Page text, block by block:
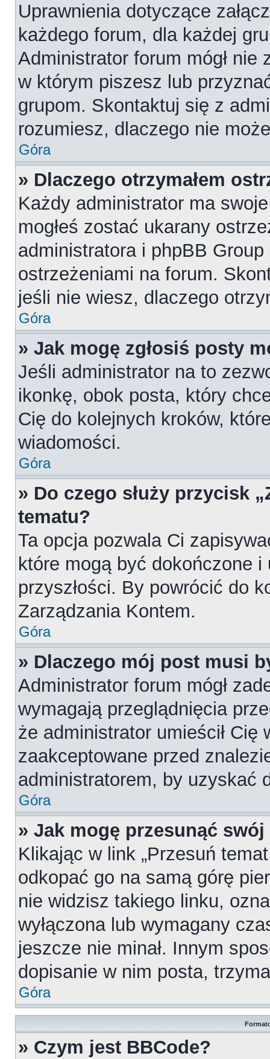
Uprawnienia dotyczące
każdego forum, dla każdej
Administrator forum mógł nie
w którym piszesz lub
grupom. Skontaktuj się z
rozumiesz, dlaczego nie
Góra
» Dlaczego otrzymałem
Każdy administrator ma
mogłeś zostać ukarany
administratora i phpBB
ostrzeżeniami na forum.
jeśli nie wiesz, dlaczego
Góra
» Jak mogę zgłosiś posty
Jeśli administrator na to
ikonkę, obok posta, który
Cię do kolejnych kroków,
wiadomości.
Góra
» Do czego służy przycisk
tematu?
Ta opcja pozwala Ci
które mogą być dokończone
przyszłości. By powrócić do
Zarządzania Kontem.
Góra
» Dlaczego mój post musi
Administrator forum mógł
wymagają przeglądnięcia
że administrator umieścił
zaakceptowane przed
administratorem, by uzyskać
Góra
» Jak mogę przesunąć
Klikając w link „Przesuń
odkopać go na samą górę
nie widzisz takiego linku,
wyłączona lub wymagany
jeszcze nie minał. Innym
dopisanie w nim posta,
Góra
» Czym jest BBCode?